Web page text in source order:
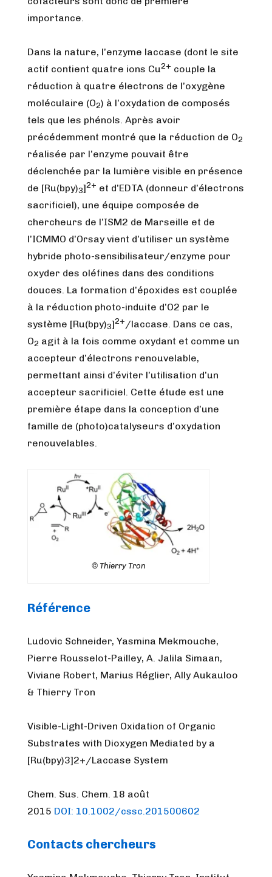
importance.
Dans la nature, l’enzyme laccase (dont le site
actif contient quatre ions Cu2+ couple la
réduction à quatre électrons de l’oxygène
moléculaire (O2) à l’oxydation de composés
tels que les phénols. Après avoir
précédemment montré que la réduction de O2
réalisée par l’enzyme pouvait être
déclenchée par la lumière visible en présence
de [Ru(bpy)3]2+ et d’EDTA (donneur d’électrons
sacrificiel), une équipe composée de
chercheurs de l’ISM2 de Marseille et de
l’ICMMO d’Orsay vient d’utiliser un système
hybride photo-sensibilisateur/enzyme pour
oxyder des oléfines dans des conditions
douces. La formation d’époxides est couplée
à la réduction photo-induite d’O2 par le
système [Ru(bpy)3]2+ /laccase. Dans ce cas,
O2 agit à la fois comme oxydant et comme un
accepteur d’électrons renouvelable,
permettant ainsi d’éviter l’utilisation d’un
accepteur sacrificiel. Cette étude est une
première étape dans la conception d’une
famille de (photo)catalyseurs d’oxydation
renouvelables.
© Thierry Tron
Référence
Ludovic Schneider, Yasmina Mekmouche,
Pierre Rousselot-Pailley, A. Jalila Simaan,
Viviane Robert, Marius Réglier, Ally Aukauloo
& Thierry Tron
Visible-Light-Driven Oxidation of Organic
Substrates with Dioxygen Mediated by a
[Ru(bpy)3]2+/Laccase System
Chem. Sus. Chem. 18 août
2015 DOI: 10.1002/cssc.201500602
Contacts chercheurs